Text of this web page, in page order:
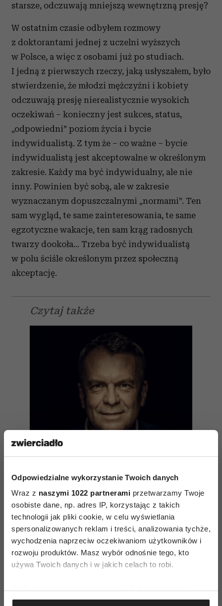
Odpowiedzialne wykorzystanie Twoich danych
Wraz z naszymi 1022 partnerami przetwarzamy Twoje
osobiste dane, np. adres IP, korzystając z takich
technologii jak pliki cookie, w celu wyświetlania
spersonalizowanych reklam i treści, analizowania tychże,
wychodzenia naprzeciw oczekiwaniom użytkowników i
rozwoju produktów. Masz wybór odnośnie tego, kto
używa Twoich danych i w jakich celach to robi.
Gromadzić dane dotyczące Twojej lokalizacji
starsze, odczuwają mniejszą wewnętrzną presję?
W ostatnim czasie odbyłem rozmowy
z doktorantami jednej z uczelni wyższych
w Polsce, a więc z osobami już po studiach.
I jedną z pierwszych rzeczy, jaką usłyszałem, było
stwierdzenie, że młodzi mężczyźni i kobiety
odczuwają presję nierealistycznie wysokich
oczekiwań – konieczny jest sukces, status,
„odpowiedni” poziom życia i bycie
indywidualistą. Z tym że – co ważne – bycie
indywidualistą jest akceptowalne w określonym
zakresie. Każdy ma być indywidualny, ale nie
inny. Powinien być sobą, ale w zakresie
wyznaczanym dopuszczalnymi „normami”. Ten
sam wygląd, te same zainteresowania, te same
egzotyczne wakacje, ten sam krąg radosnych
twarzy dookoła... Trzeba być indywidualistą
w polu ściśle określonym przez społeczną
akceptację.
Czytaj także
Zapełnieni po korek. Jak
znaleźć „otwarte okno”, gdy
przepełnia nas stres? Felieton
Sławomira Murawca
Co jeszcze ciekawsze – takie sukcesy są możliwe.